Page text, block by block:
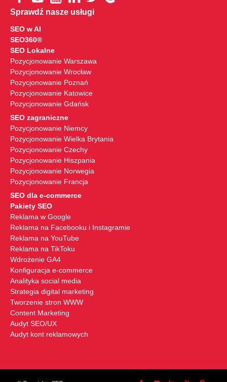
Sprawdź nasze usługi
SEO w AI
SEO360®
SEO Lokalne
Pozycjonowanie Warszawa
Pozycjonowanie Wrocław
Pozycjonowanie Poznań
Pozycjonowanie Katowice
Pozycjonowanie Gdańsk
SEO zagraniczne
Pozycjonowanie Niemcy
Pozycjonowanie Wielka Brytania
Pozycjonowanie Czechy
Pozycjonowanie Hiszpania
Pozycjonowanie Norwegia
Pozycjonowanie Francja
SEO dla e-commerce
Pakiety SEO
Reklama w Google
Reklama na Facebooku i Instagramie
Reklama na YouTube
Reklama na TikToku
Wdrożenie GA4
Konfiguracja e-commerce
Analityka social media
Strategia digital marketing
Tworzenie stron WWW
Content Marketing
Audyt SEO/UX
Audyt kont reklamowych